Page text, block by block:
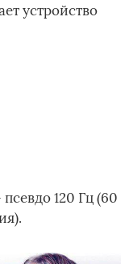
устройство
120 Гц (60